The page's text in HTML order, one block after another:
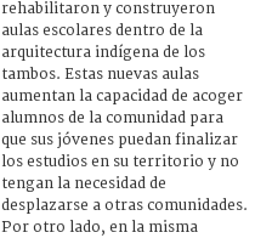
rehabilitaron y construyeron
aulas escolares dentro de la
arquitectura indígena de los
tambos. Estas nuevas aulas
aumentan la capacidad de acoger
alumnos de la comunidad para
que sus jóvenes puedan finalizar
los estudios en su territorio y no
tengan la necesidad de
desplazarse a otras comunidades.
Por otro lado, en la misma